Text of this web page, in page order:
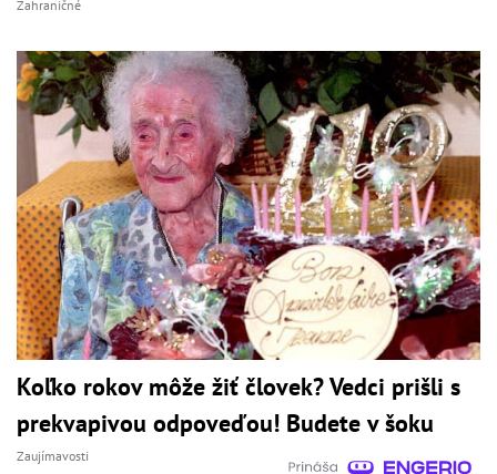
Zahraničné
Koľko rokov môže žiť človek? Vedci prišli s
prekvapivou odpoveďou! Budete v šoku
Zaujímavosti